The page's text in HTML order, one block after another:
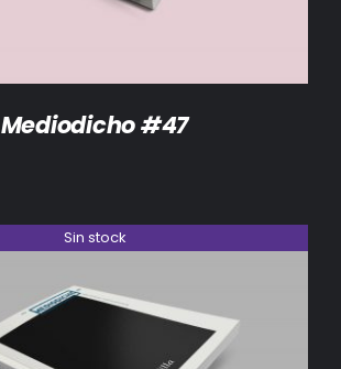
Mediodicho #47
Sin stock